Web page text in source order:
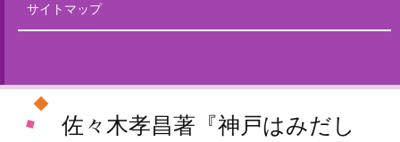
サイトマップ
佐々木孝昌著『神戸はみだし